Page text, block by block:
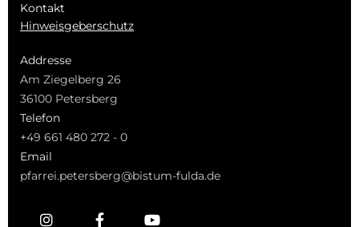
Kontakt
Hinweisgeberschutz
Addresse
Am Ziegelberg 26
36100 Petersberg
Telefon
+49 661 480 272 - 0
Email
pfarrei.petersberg@bistum-fulda.de